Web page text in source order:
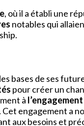
, où il a établi une
notables qui
bases de ses
pour créer un
à
engagement a
aux besoins et